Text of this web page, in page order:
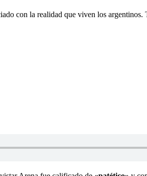
con la realidad que viven los argentinos.